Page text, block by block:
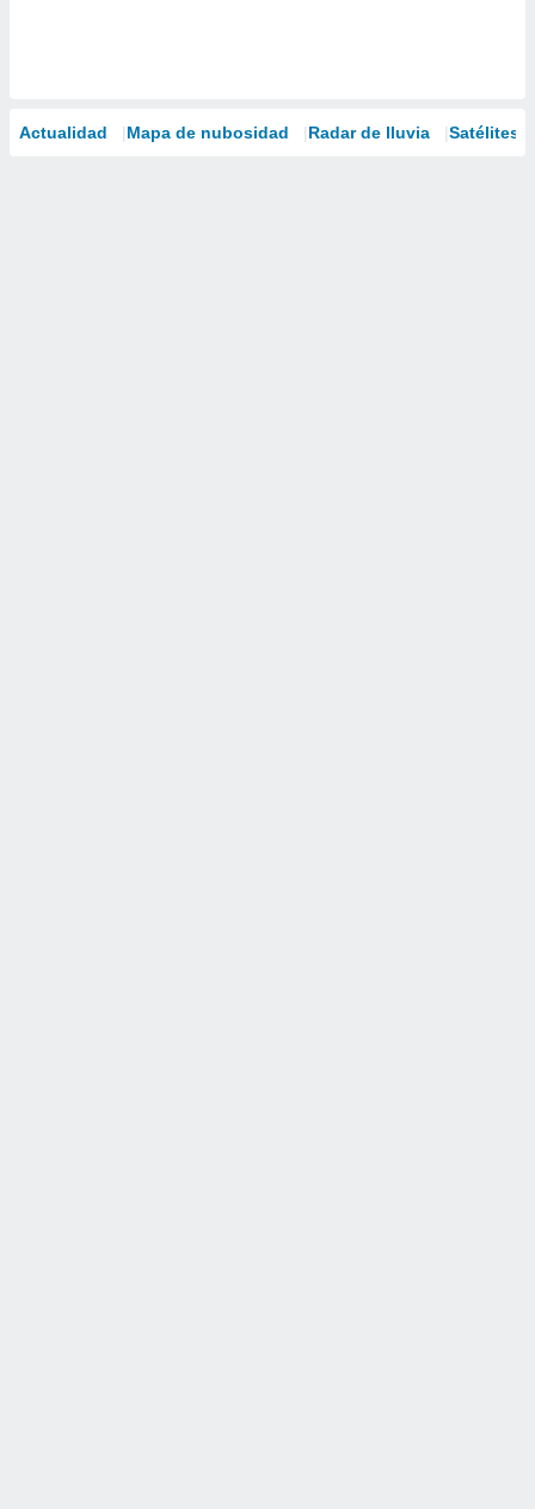
Actualidad Mapa de nubosidad Radar de lluvia Satélites